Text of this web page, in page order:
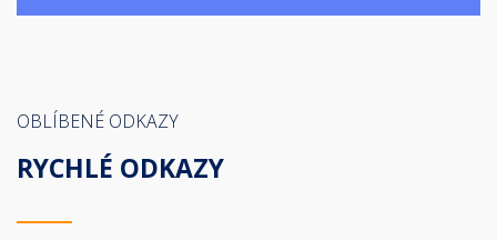
OBLÍBENÉ ODKAZY
RYCHLÉ ODKAZY